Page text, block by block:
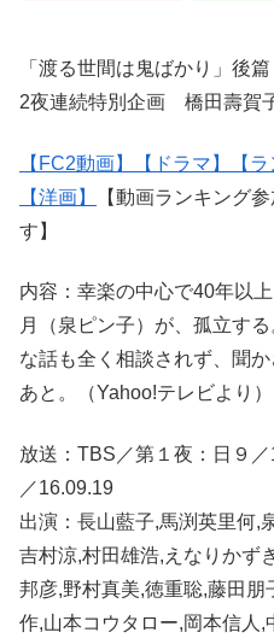
「渡る世間は鬼ばかり」後篇
2夜連続特別企画 橋田壽賀
【FC2動画】 【ドラマ】 【
【洋画】
【動画ランキング
す】
内容：幸楽の中心で40年以
月（泉ピン子）が、孤立す
な話も全く相談されず、聞
あと。（Yahoo!テレビより）
放送：TBS／第１夜：日
／16.09.19
出演：長山藍子,馬渕英里何,
吉村涼,村田雄浩,えなりかず
邦彦,野村真美,徳重聡,藤田
作,山本コウタロー,岡本信人